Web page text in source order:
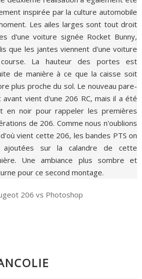
inspirée par la culture automobile
Les ailes larges sont tout droit
d'une voiture signée Rocket Bunny,
que les jantes viennent d'une voiture
La hauteur des portes est
de manière à ce que la caisse soit
plus proche du sol. Le nouveau pare-
avant vient d'une 206 RC, mais il a été
en noir pour rappeler les premières
de 206. Comme nous n'oublions
vient cette 206, les bandes PTS on
sur la calandre de cette
Une ambiance plus sombre et
pour ce second montage.